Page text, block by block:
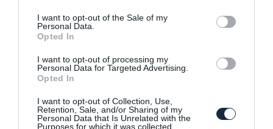
consent section.
I want to opt-out of the Sale of my
Personal Data.
Opted In
I want to opt-out of processing my
Personal Data for Targeted Advertising.
Opted In
I want to opt-out of Collection, Use,
Retention, Sale, and/or Sharing of my
Personal Data that Is Unrelated with the
Purposes for which it was collected.
Maserati